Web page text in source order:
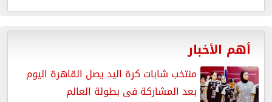
أهم الأخبار
منتخب شابات كرة اليد يصل القاهرة اليوم
بعد المشاركة فى بطولة العالم